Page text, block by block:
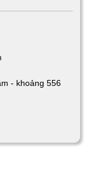
- khoảng 556